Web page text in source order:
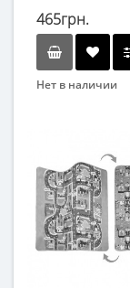
465грн.
Нет в наличии
От 2-х лет
Возрастная
От 2-х лет
Материал
Пенополиэтилен